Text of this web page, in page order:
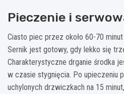
Pieczenie i
Ciasto piec przez około 60-70
Sernik jest gotowy, gdy lekko się
Charakterystyczne drganie środka
w czasie stygnięcia. Po upieczeniu
uchylonych drzwiczkach na 15